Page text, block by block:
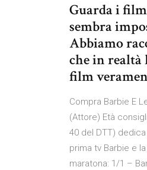
Guarda i
sembra
Abbiamo
che in realtà
film
Compra Barbie E
(Attore) Età
40 del DTT)
prima tv Barbie e
maratona: 1/1 –